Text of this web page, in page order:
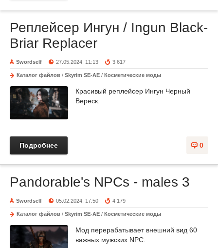
Реплейсер Ингун / Ingun Black-
Briar Replacer
Swordself 27.05.2024, 11:13 3 617
Каталог файлов / Skyrim SE-AE / Косметические моды
Красивый реплейсер Ингун Черный
Вереск.
0
Подробнее
Pandorable's NPCs - males 3
Swordself 05.02.2024, 17:50 4 179
Каталог файлов / Skyrim SE-AE / Косметические моды
Мод перерабатывает внешний вид 60
важных мужских NPC.